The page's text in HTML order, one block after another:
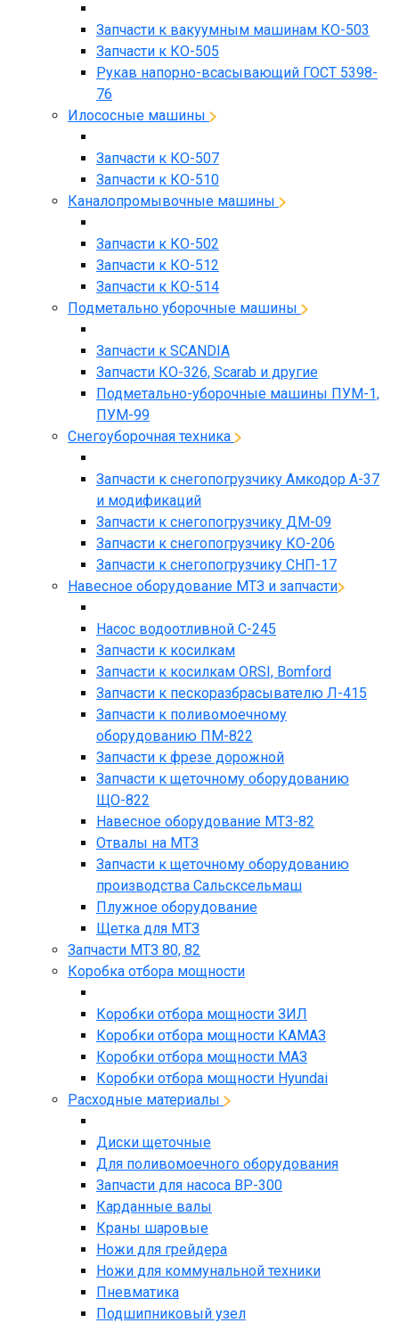
Запчасти к вакуумным машинам КО-503
Запчасти к КО-505
Рукав напорно-всасывающий ГОСТ 5398-
76
Илососные машины
Запчасти к КО-507
Запчасти к КО-510
Каналопромывочные машины
Запчасти к КО-502
Запчасти к КО-512
Запчасти к КО-514
Подметально уборочные машины
Запчасти к SCANDIA
Запчасти КО-326, Scarab и другие
Подметально-уборочные машины ПУМ-1,
ПУМ-99
Снегоуборочная техника
Запчасти к снегопогрузчику Амкодор А-37
и модификаций
Запчасти к снегопогрузчику ДМ-09
Запчасти к снегопогрузчику КО-206
Запчасти к снегопогрузчику СНП-17
Навесное оборудование МТЗ и запчасти
Насос водоотливной С-245
Запчасти к косилкам
Запчасти к косилкам ORSI, Bomford
Запчасти к пескоразбрасывателю Л-415
Запчасти к поливомоечному
оборудованию ПМ-822
Запчасти к фрезе дорожной
Запчасти к щеточному оборудованию
ЩО-822
Навесное оборудование МТЗ-82
Отвалы на МТЗ
Запчасти к щеточному оборудованию
производства Сальсксельмаш
Плужное оборудование
Щетка для МТЗ
Запчасти МТЗ 80, 82
Коробка отбора мощности
Коробки отбора мощности ЗИЛ
Коробки отбора мощности КАМАЗ
Коробки отбора мощности МАЗ
Коробки отбора мощности Hyundai
Расходные материалы
Диски щеточные
Для поливомоечного оборудования
Запчасти для насоса BP-300
Карданные валы
Краны шаровые
Ножи для грейдера
Ножи для коммунальной техники
Пневматика
Подшипниковый узел